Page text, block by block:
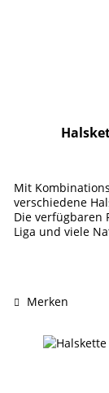
Mit
verschiedene
Die verfügbaren
Liga und viele
Merken